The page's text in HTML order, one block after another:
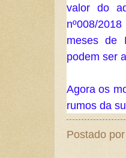
valor do
nº008/
meses de
podem ser
Agora os
rumos da
Postado por